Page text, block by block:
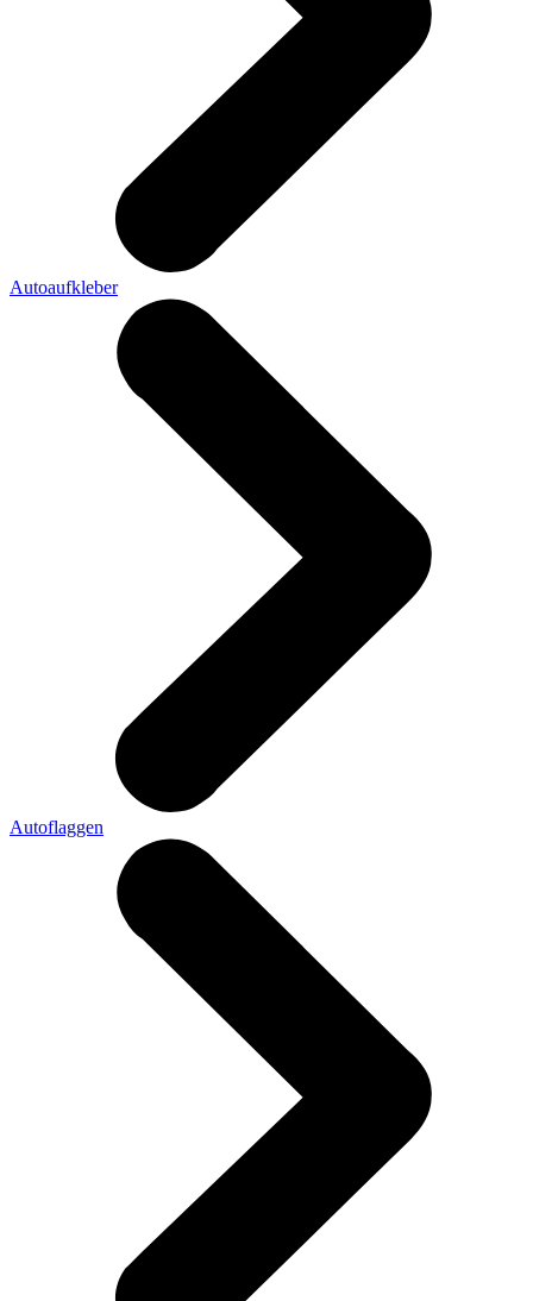
Autoaufkleber
Autoflaggen